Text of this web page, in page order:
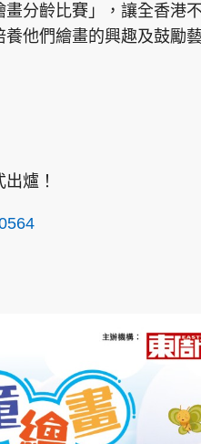
Copyright
分齡比賽」，讓全香港
他們繪畫的興趣及鼓勵
爐！